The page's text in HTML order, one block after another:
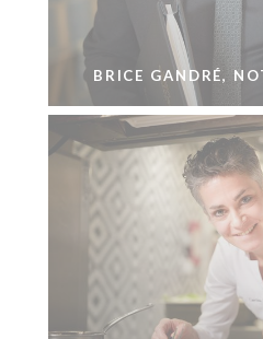
BRICE GANDRÉ,